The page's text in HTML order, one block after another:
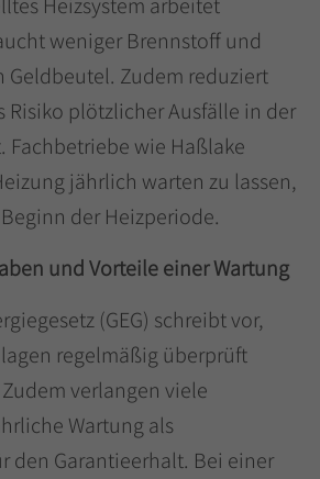
890
sit amet, consectetuer
natoque penatibus et
montes, nascetur
quam felis, ultricies nec.
weniger Brennstoff und
Geldbeutel. Zudem reduziert
Risiko plötzlicher Ausfälle in der
Fachbetriebe wie Haßlake
jährlich warten zu lassen,
der Heizperiode.
und Vorteile einer Wartung
(GEG) schreibt vor,
regelmäßig überprüft
verlangen viele
Wartung als
den Garantieerhalt. Bei einer